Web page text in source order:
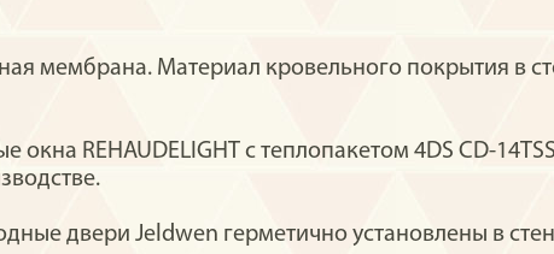
мембрана. Материал кровельного покрытия в
REHAUDELIGHT с теплопакетом 4DS CD-
двери Jeldwen герметично установлены в